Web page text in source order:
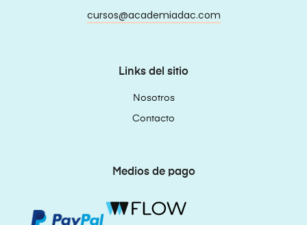
cursos@academiadac.com
Links del sitio
Nosotros
Contacto
Medios de pago